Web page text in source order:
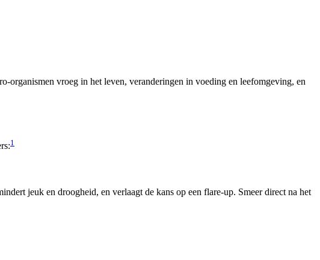
organismen vroeg in het leven, veranderingen in voeding en leefomgeving, en
1
jeuk en droogheid, en verlaagt de kans op een flare-up. Smeer direct na het